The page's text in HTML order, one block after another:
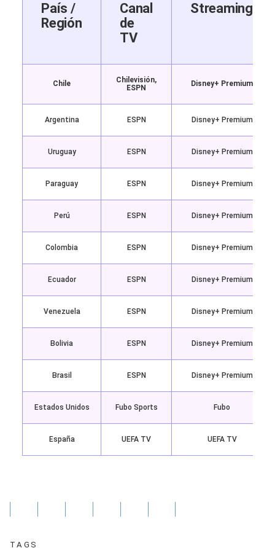
País /
Región
Canal
de
TV
Streaming
Chile
Chilevisión,
ESPN
Disney+ Premium
Argentina ESPN Disney+ Premium
Uruguay ESPN Disney+ Premium
Paraguay ESPN Disney+ Premium
Perú ESPN Disney+ Premium
Colombia ESPN Disney+ Premium
Ecuador ESPN Disney+ Premium
Venezuela ESPN Disney+ Premium
Bolivia ESPN Disney+ Premium
Brasil ESPN Disney+ Premium
Estados Unidos Fubo Sports Fubo
España UEFA TV UEFA TV
TAGS